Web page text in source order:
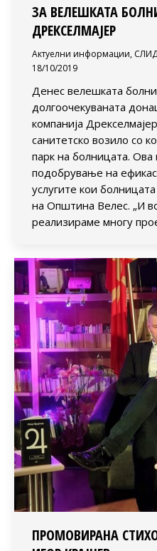
ЗА ВЕЛЕШКАТА
ДРЕКСЕЛМАЈЕР
Актуелни информации,
18/10/2019
Денес велешката
долгоочекуваната
компанија
санитетско возило со
парк на болницата. Ова
подобрување на
услугите кои
на Општина Велес. „И
реализираме многу
ПРОМОВИРАНА